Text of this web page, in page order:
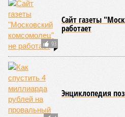
устойчивы к соматическим
частности, клетки печени: они с
процветая бесконечно долго. С
миокарда (среднего слоя
(клетки головного мозга)
мутациям: если их функция
утрачена, восстановить её
перестают функционировать,
что, разумеется, приводит к
называют эти типы клеток
ограничения продолжительности